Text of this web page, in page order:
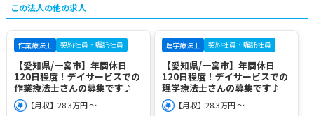
この法人の他の求人
作業療法士 契約社員・嘱託社員
【愛知県/一宮市】年間休日
120日程度！デイサービスでの
作業療法士さんの募集です♪
【月収】28.3万円 ～
理学療法士 契約社員・嘱託社員
【愛知県/一宮市】年間休日
120日程度！デイサービスでの
理学療法士さんの募集です♪
【月収】28.3万円 ～